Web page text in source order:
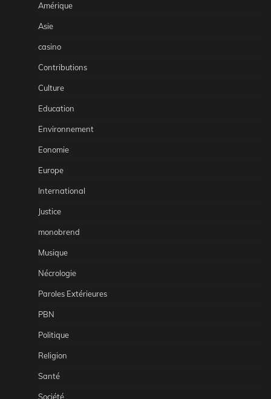
Amérique
Asie
casino
Contributions
Culture
Education
Environnement
Eonomie
Europe
International
Justice
monobrend
Musique
Nécrologie
Paroles Extérieures
PBN
Politique
Religion
Santé
Société